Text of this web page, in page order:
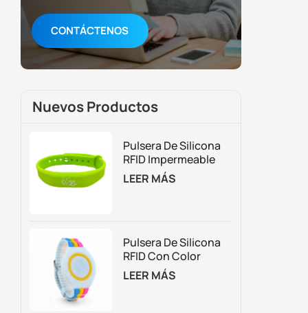
CONTÁCTENOS
Nuevos Productos
Pulsera De Silicona
RFID Impermeable
Para Control De
Acceso Y Gestión De
LEER MÁS
Pulsera De Silicona
RFID Con Color
Personalizado
Ajustable
LEER MÁS